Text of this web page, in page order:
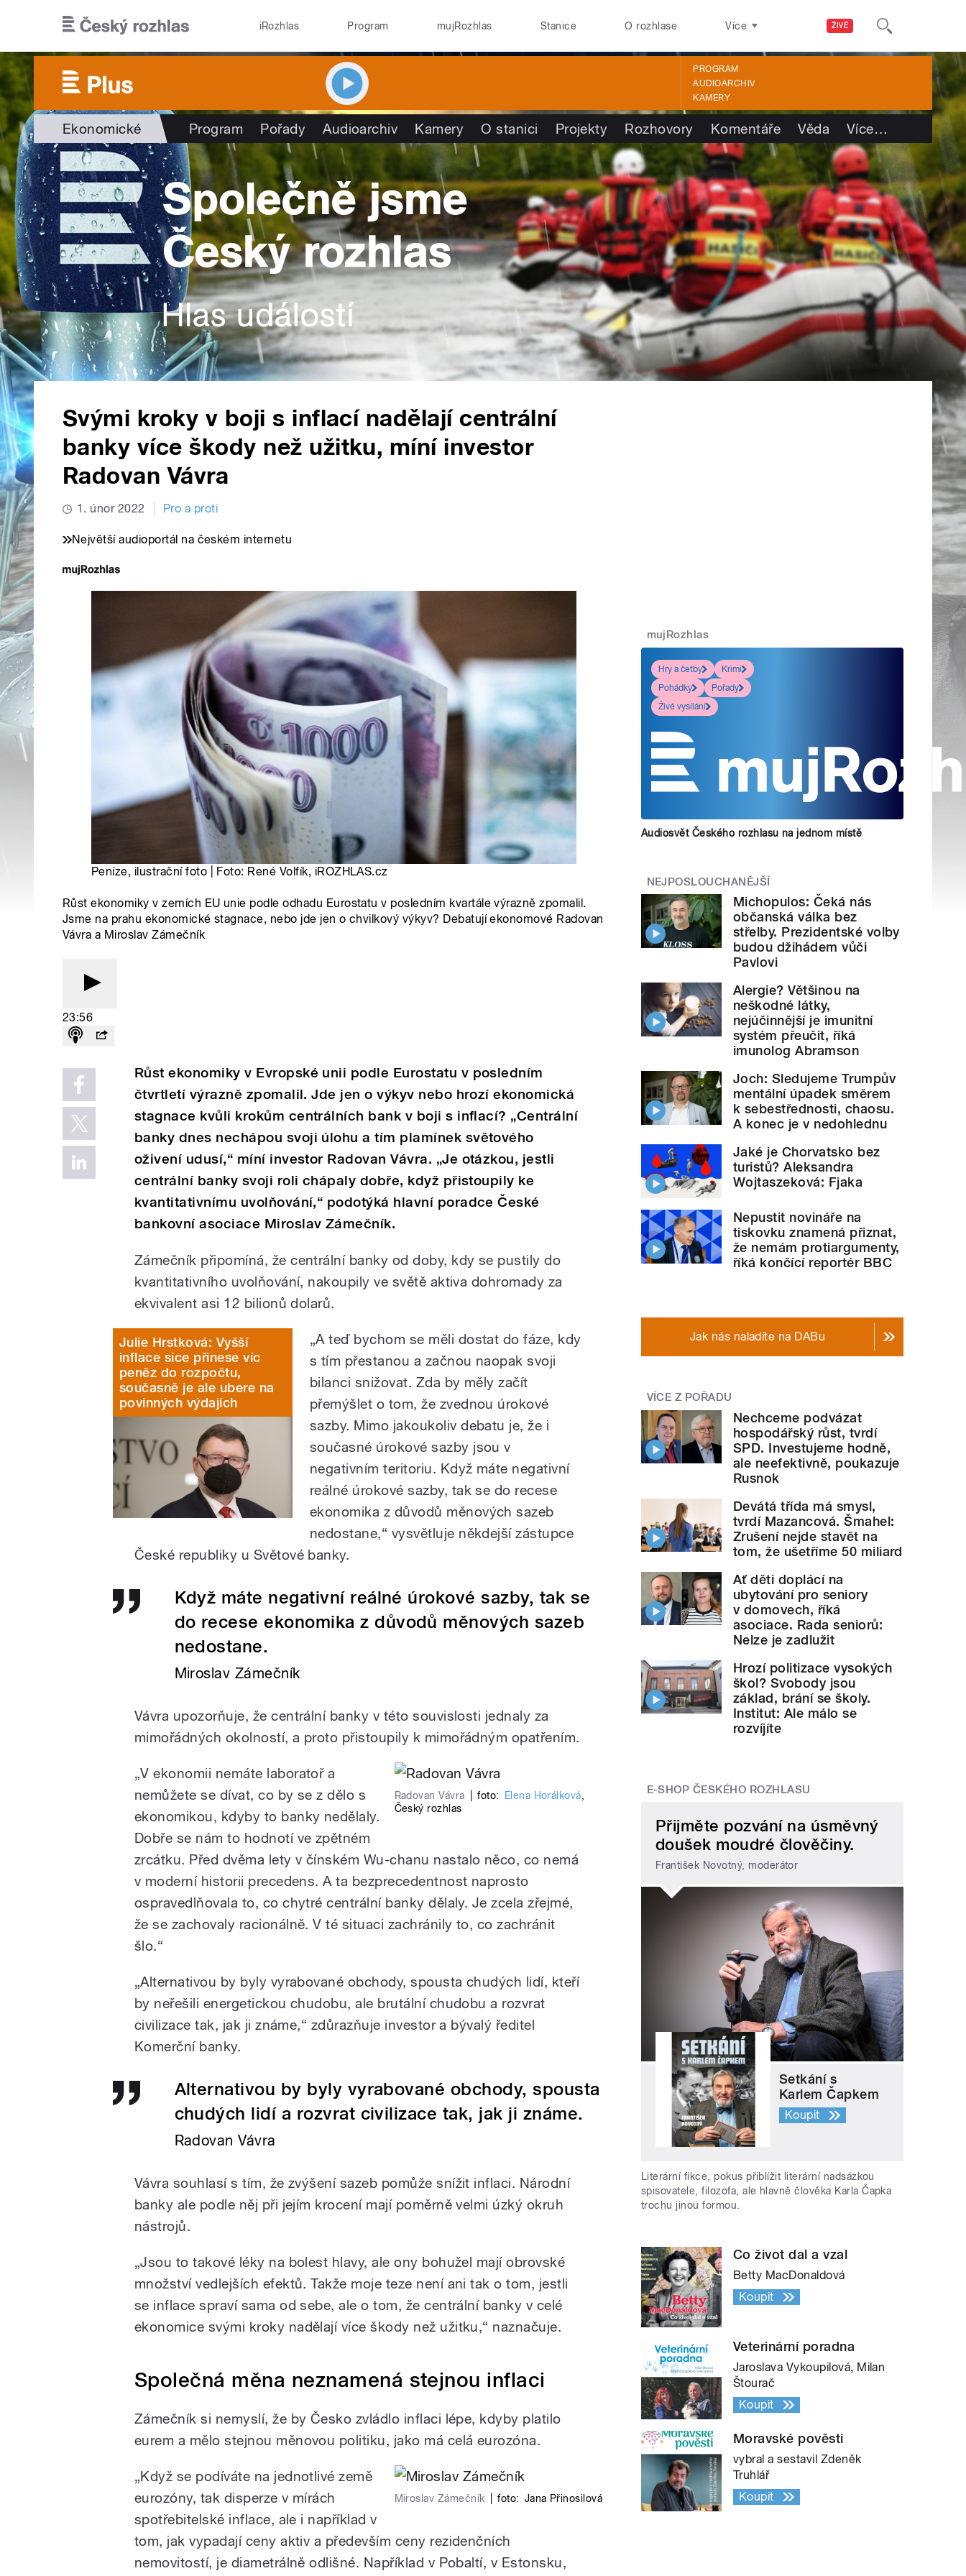
ŽIVĚ
iRozhlas Program mujRozhlas Stanice O rozhlase Více
PROGRAM
AUDIOARCHIV
KAMERY
Ekonomické Program Pořady Audioarchiv Kamery O stanici Projekty Rozhovory Komentáře Věda Více…
Svými kroky v boji s inflací nadělají centrální
banky více škody než užitku, míní investor
Radovan Vávra
1. únor 2022 Pro a proti
Největší audioportál na českém internetu
Peníze, ilustrační foto | Foto: René Volfík, iROZHLAS.cz
Růst ekonomiky v zemích EU unie podle odhadu Eurostatu v posledním kvartále výrazně zpomalil.
Jsme na prahu ekonomické stagnace, nebo jde jen o chvilkový výkyv? Debatují ekonomové Radovan
Vávra a Miroslav Zámečník
23:56
Růst ekonomiky v Evropské unii podle Eurostatu v posledním
čtvrtletí výrazně zpomalil. Jde jen o výkyv nebo hrozí ekonomická
stagnace kvůli krokům centrálních bank v boji s inflací? „Centrální
banky dnes nechápou svoji úlohu a tím plamínek světového
oživení udusí,“ míní investor Radovan Vávra. „Je otázkou, jestli
centrální banky svoji roli chápaly dobře, když přistoupily ke
kvantitativnímu uvolňování,“ podotýká hlavní poradce České
bankovní asociace Miroslav Zámečník.
Zámečník připomíná, že centrální banky od doby, kdy se pustily do
kvantitativního uvolňování, nakoupily ve světě aktiva dohromady za
ekvivalent asi 12 bilionů dolarů.
Julie Hrstková: Vyšší
inflace sice přinese víc
peněz do rozpočtu,
současně je ale ubere na
povinných výdajích
„A teď bychom se měli dostat do fáze, kdy
s tím přestanou a začnou naopak svoji
bilanci snižovat. Zda by měly začít
přemýšlet o tom, že zvednou úrokové
sazby. Mimo jakoukoliv debatu je, že i
současné úrokové sazby jsou v
negativním teritoriu. Když máte negativní
reálné úrokové sazby, tak se do recese
ekonomika z důvodů měnových sazeb
nedostane,“ vysvětluje někdejší zástupce
České republiky u Světové banky.
Když máte negativní reálné úrokové sazby, tak se
do recese ekonomika z důvodů měnových sazeb
nedostane.
Miroslav Zámečník
Vávra upozorňuje, že centrální banky v této souvislosti jednaly za
mimořádných okolností, a proto přistoupily k mimořádným opatřením.
Radovan Vávra foto: Elena Horálková,
Český rozhlas
„V ekonomii nemáte laboratoř a
nemůžete se dívat, co by se z dělo s
ekonomikou, kdyby to banky nedělaly.
Dobře se nám to hodnotí ve zpětném
zrcátku. Před dvěma lety v čínském Wu-chanu nastalo něco, co nemá
v moderní historii precedens. A ta bezprecedentnost naprosto
ospravedlňovala to, co chytré centrální banky dělaly. Je zcela zřejmé,
že se zachovaly racionálně. V té situaci zachránily to, co zachránit
šlo.“
„Alternativou by byly vyrabované obchody, spousta chudých lidí, kteří
by neřešili energetickou chudobu, ale brutální chudobu a rozvrat
civilizace tak, jak ji známe,“ zdůrazňuje investor a bývalý ředitel
Komerční banky.
Alternativou by byly vyrabované obchody, spousta
chudých lidí a rozvrat civilizace tak, jak ji známe.
Radovan Vávra
Vávra souhlasí s tím, že zvýšení sazeb pomůže snížit inflaci. Národní
banky ale podle něj při jejím krocení mají poměrně velmi úzký okruh
nástrojů.
„Jsou to takové léky na bolest hlavy, ale ony bohužel mají obrovské
množství vedlejších efektů. Takže moje teze není ani tak o tom, jestli
se inflace spraví sama od sebe, ale o tom, že centrální banky v celé
ekonomice svými kroky nadělají více škody než užitku,“ naznačuje.
Společná měna neznamená stejnou inflaci
Zámečník si nemyslí, že by Česko zvládlo inflaci lépe, kdyby platilo
eurem a mělo stejnou měnovou politiku, jako má celá eurozóna.
Miroslav Zámečník foto: Jana Přinosilová
„Když se podíváte na jednotlivé země
eurozóny, tak disperze v mírách
spotřebitelské inflace, ale i například v
tom, jak vypadají ceny aktiv a především ceny rezidenčních
nemovitostí, je diametrálně odlišné. Například v Pobaltí, v Estonsku,
mujRozhlas
Hry a četby
Krimi
Pohádky
Pořady
Živé vysílání
Audiosvět Českého rozhlasu na jednom místě
NEJPOSLOUCHANĚJŠÍ
Michopulos: Čeká nás
občanská válka bez
střelby. Prezidentské volby
budou džihádem vůči
Pavlovi
Alergie? Většinou na
neškodné látky,
nejúčinnější je imunitní
systém přeučit, říká
imunolog Abramson
Joch: Sledujeme Trumpův
mentální úpadek směrem
k sebestřednosti, chaosu.
A konec je v nedohlednu
Jaké je Chorvatsko bez
turistů? Aleksandra
Wojtaszeková: Fjaka
Nepustit novináře na
tiskovku znamená přiznat,
že nemám protiargumenty,
říká končící reportér BBC
Jak nás naladíte na DABu
VÍCE Z POŘADU
Nechceme podvázat
hospodářský růst, tvrdí
SPD. Investujeme hodně,
ale neefektivně, poukazuje
Rusnok
Devátá třída má smysl,
tvrdí Mazancová. Šmahel:
Zrušení nejde stavět na
tom, že ušetříme 50 miliard
Ať děti doplácí na
ubytování pro seniory
v domovech, říká
asociace. Rada seniorů:
Nelze je zadlužit
Hrozí politizace vysokých
škol? Svobody jsou
základ, brání se školy.
Institut: Ale málo se
rozvíjíte
E-SHOP ČESKÉHO ROZHLASU
Přijměte pozvání na úsměvný
doušek moudré člověčiny.
František Novotný, moderátor
Setkání s
Karlem Čapkem
Koupit
Literární fikce, pokus přiblížit literární nadsázkou
spisovatele, filozofa, ale hlavně člověka Karla Čapka
trochu jinou formou.
Co život dal a vzal
Betty MacDonaldová
Koupit
Veterinární poradna
Jaroslava Vykoupilová, Milan
Štourač
Koupit
Moravské pověsti
vybral a sestavil Zdeněk
Truhlář
Koupit